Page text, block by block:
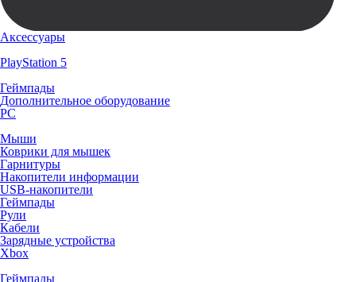
Аксессуары
PlayStation 5
Геймпады
Дополнительное оборудование
PC
Мыши
Коврики для мышек
Гарнитуры
Накопители информации
USB-накопители
Геймпады
Рули
Кабели
Зарядные устройства
Xbox
Геймпады